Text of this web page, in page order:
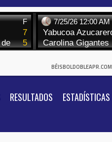
BÉISBOLDOBLEAPR.COM
RESULTADOS ESTADÍSTICAS